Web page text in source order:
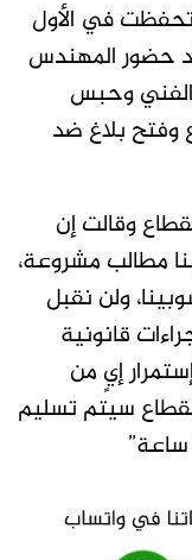
في الأول
حضور المهندس
وحبس
وفتح بلاغ ضد
وقالت إن
مطالب مشروعة،
ولن نقبل
قانونية
إيٍ من
سيتم تسليم